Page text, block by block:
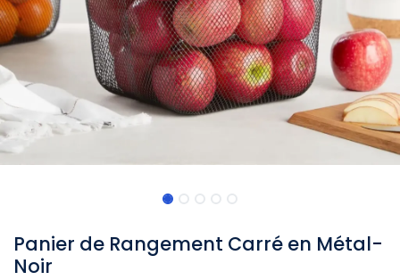
Panier de Rangement Carré en Métal-
Noir